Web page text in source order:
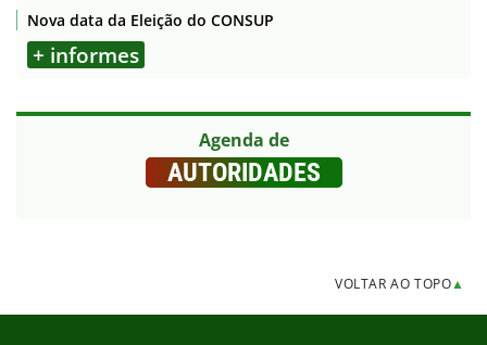
Nova data da Eleição do CONSUP
+ informes
Agenda de
AUTORIDADES
VOLTAR AO TOPO▲